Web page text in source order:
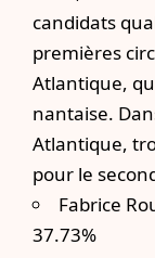
candidats
premières
Atlantique,
nantaise.
Atlantique,
pour le
Fabrice
37.73%